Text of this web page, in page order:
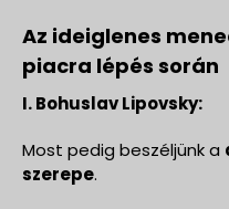
Az ideiglenes
piacra lépés során
I. Bohuslav Lipovsky:
Most pedig beszéljünk a
szerepe.